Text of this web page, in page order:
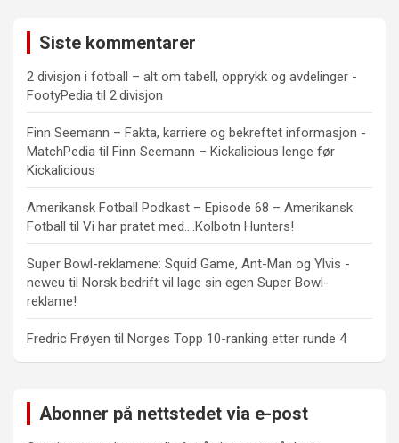
Siste kommentarer
2 divisjon i fotball – alt om tabell, opprykk og avdelinger -
FootyPedia til 2.divisjon
Finn Seemann – Fakta, karriere og bekreftet informasjon -
MatchPedia til Finn Seemann – Kickalicious lenge før
Kickalicious
Amerikansk Fotball Podkast – Episode 68 – Amerikansk
Fotball til Vi har pratet med….Kolbotn Hunters!
Super Bowl-reklamene: Squid Game, Ant-Man og Ylvis -
neweu til Norsk bedrift vil lage sin egen Super Bowl-
reklame!
Fredric Frøyen til Norges Topp 10-ranking etter runde 4
Abonner på nettstedet via e-post